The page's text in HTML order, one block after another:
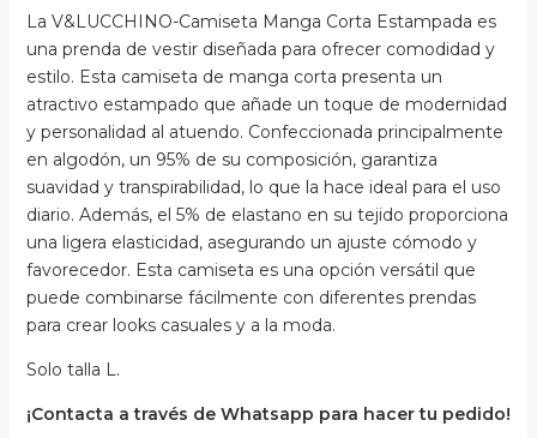
La V&LUCCHINO-Camiseta Manga Corta Estampada es
una prenda de vestir diseñada para ofrecer comodidad y
estilo. Esta camiseta de manga corta presenta un
atractivo estampado que añade un toque de modernidad
y personalidad al atuendo. Confeccionada principalmente
en algodón, un 95% de su composición, garantiza
suavidad y transpirabilidad, lo que la hace ideal para el uso
diario. Además, el 5% de elastano en su tejido proporciona
una ligera elasticidad, asegurando un ajuste cómodo y
favorecedor. Esta camiseta es una opción versátil que
puede combinarse fácilmente con diferentes prendas
para crear looks casuales y a la moda.
Solo talla L.
¡Contacta a través de Whatsapp para hacer tu pedido!